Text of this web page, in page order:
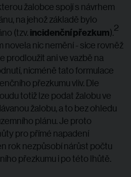
žalobce spojí s návrhem
na jehož základě bylo
(tzv. incidenční přezkum).2
novela nic nemění - sice rovněž
prodloužit ani ve vazbě na
nicméně tato formulace
přezkumu vliv. Dle
totiž lze podat žalobu ve
žalobu, a to bez ohledu
plánu. Je proto
pro přímé napadení
rok nezpůsobí nárůst počtu
přezkumu i po této lhůtě.